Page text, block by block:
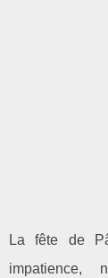
La fête de
impatience,